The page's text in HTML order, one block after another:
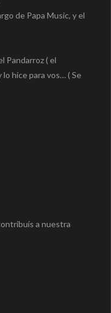
de Papa Music, y el
Pandarroz ( el
lo hice para vos… ( Se
a nuestra